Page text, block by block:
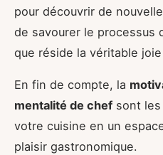
pour découvrir de
de savourer le processus
que réside la véritable
En fin de compte, la
mentalité de chef sont
votre cuisine en un
plaisir gastronomique.